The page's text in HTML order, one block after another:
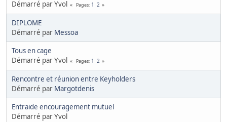
Démarré par Yvol
Pages 1 2
DIPLOME
Démarré par Messoa
Tous en cage
Démarré par Yvol
Pages 1 2
Rencontre et réunion entre Keyholders
Démarré par Margotdenis
Entraide encouragement mutuel
Démarré par Yvol